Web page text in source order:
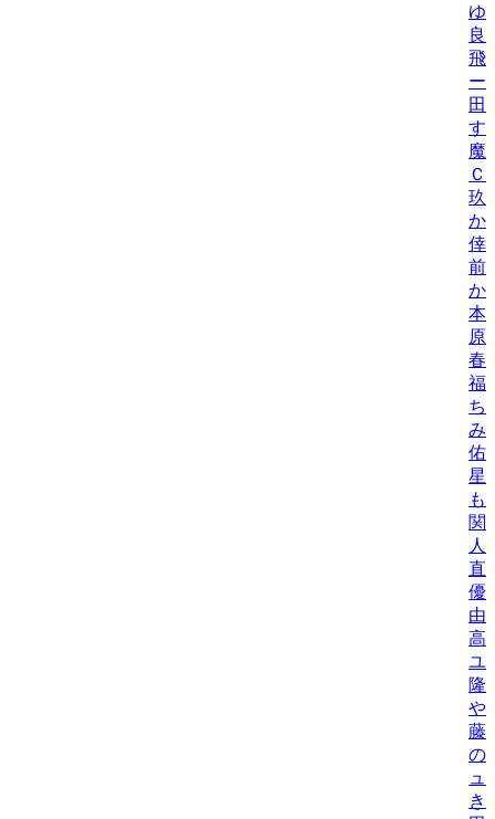
ゆ
良
飛
ー
田
す
魔
Ｃ
玖/
か/
倖
前
か/
本
原
春/
福
ち
み/
佑
星
も
関
人
直
優/
由
高
ユ/
隆
や
藤
の
ュ
き